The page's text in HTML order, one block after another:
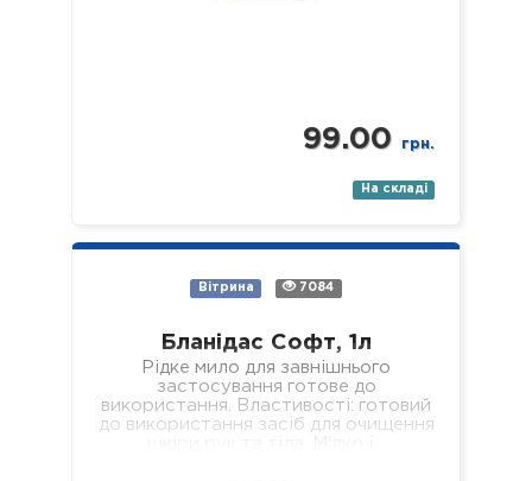
99.00 грн.
На складі
Вітрина 7084
Бланідас Софт, 1л
Рідке мило для завнішнього
застосування готове до
використання. Властивості: готовий
до використання засіб для очищення